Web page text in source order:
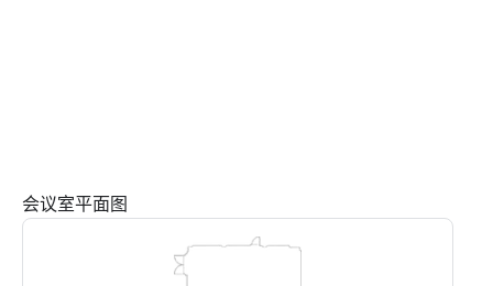
会议室平面图